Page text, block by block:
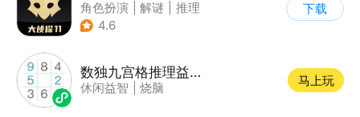
角色扮演 解谜
推理
| 派对游戏
4.6
下载
数独九宫格推理益智游戏
休闲益智 烧脑
马上玩